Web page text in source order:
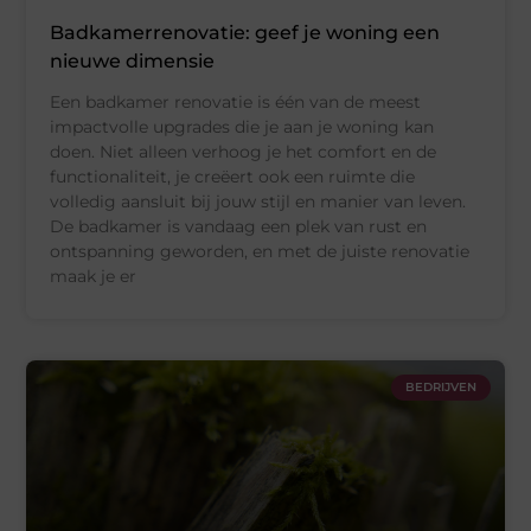
Badkamerrenovatie: geef je woning een
nieuwe dimensie
Een badkamer renovatie is één van de meest
impactvolle upgrades die je aan je woning kan
doen. Niet alleen verhoog je het comfort en de
functionaliteit, je creëert ook een ruimte die
volledig aansluit bij jouw stijl en manier van leven.
De badkamer is vandaag een plek van rust en
ontspanning geworden, en met de juiste renovatie
maak je er
BEDRIJVEN